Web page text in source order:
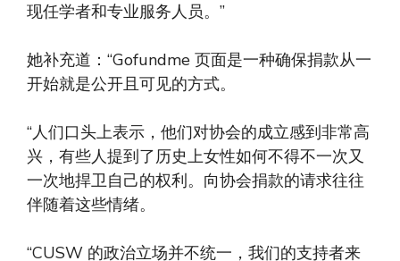
现任学者和专业服务人员。”
她补充道：“Gofundme 页面是一种确保捐款从一
开始就是公开且可见的方式。
“人们口头上表示，他们对协会的成立感到非常高
兴，有些人提到了历史上女性如何不得不一次又
一次地捍卫自己的权利。向协会捐款的请求往往
伴随着这些情绪。
“CUSW 的政治立场并不统一，我们的支持者来